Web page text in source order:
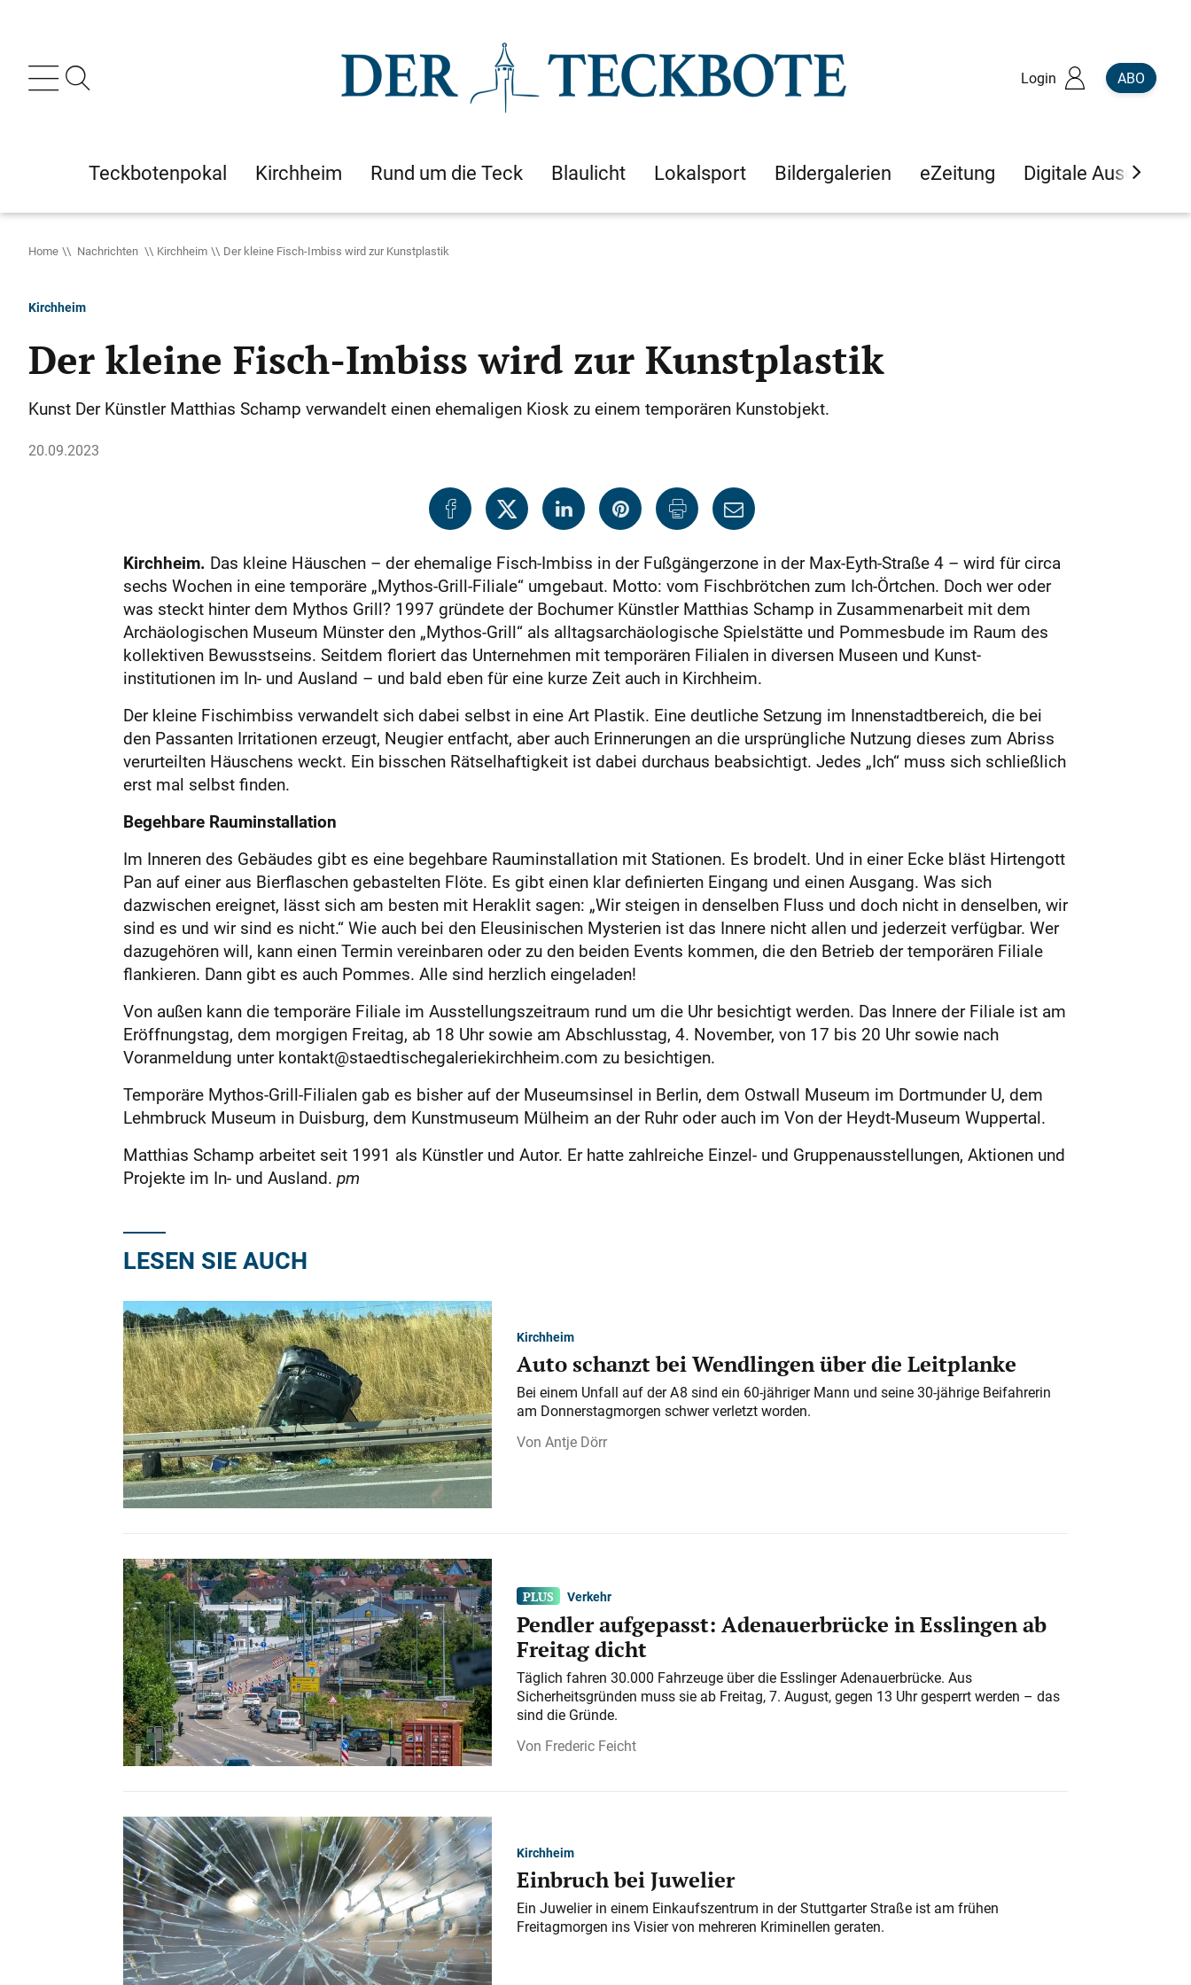
Login ABO
Teckbotenpokal Kirchheim Rund um die Teck Blaulicht Lokalsport Bildergalerien eZeitung Digitale Ausgaben
Home Nachrichten Kirchheim Der kleine Fisch-Imbiss wird zur Kunstplastik
Kirchheim
Der kleine Fisch-Imbiss wird zur Kunstplastik
Kunst Der Künstler Matthias Schamp verwandelt einen ehemaligen Kiosk zu einem temporären Kunstobjekt.
20.09.2023
Kirchheim. Das kleine Häuschen – der ehemalige Fisch-Imbiss in der Fußgängerzone in der Max-Eyth-Straße 4 – wird für circa
sechs Wochen in eine temporäre „Mythos-Grill-Filiale“ umgebaut. Motto: vom Fischbrötchen zum Ich-Örtchen. Doch wer oder
was steckt hinter dem Mythos Grill? 1997 gründete der Bochumer Künstler Matthias Schamp in Zusammenarbeit mit dem
Archäologischen Museum Münster den „Mythos-Grill“ als alltagsarchäologische Spielstätte und Pommesbude im Raum des
kollektiven Bewusstseins. Seitdem floriert das Unternehmen mit temporären Filialen in diversen Museen und Kunst­
institutionen im In- und Ausland – und bald eben für eine kurze Zeit auch in Kirchheim.
Der kleine Fischimbiss verwandelt sich dabei selbst in eine Art Plastik. Eine deutliche Setzung im Innenstadtbereich, die bei
den Passanten Irritationen erzeugt, Neugier entfacht, aber auch Erinnerungen an die ursprüngliche Nutzung dieses zum Abriss
verurteilten Häuschens weckt. Ein bisschen Rätselhaftigkeit ist dabei durchaus beabsichtigt. Jedes „Ich“ muss sich schließlich
erst mal selbst finden.
Begehbare Rauminstallation
Im Inneren des Gebäudes gibt es eine begehbare Rauminstallation mit Stationen. Es brodelt. Und in einer Ecke bläst Hirtengott
Pan auf einer aus Bierflaschen gebastelten Flöte. Es gibt einen klar definierten Eingang und einen Ausgang. Was sich
dazwischen ereignet, lässt sich am besten mit Heraklit sagen: „Wir steigen in denselben Fluss und doch nicht in denselben, wir
sind es und wir sind es nicht.“ Wie auch bei den Eleusinischen Mysterien ist das Innere nicht allen und jederzeit verfügbar. Wer
dazugehören will, kann einen Termin vereinbaren oder zu den beiden Events kommen, die den Betrieb der temporären Filiale
flankieren. Dann gibt es auch Pommes. Alle sind herzlich eingeladen!
Von außen kann die temporäre Filiale im Ausstellungszeitraum rund um die Uhr besichtigt werden. Das Innere der Filiale ist am
Eröffnungstag, dem morgigen Freitag, ab 18 Uhr sowie am Abschlusstag, 4. November, von 17 bis 20 Uhr sowie nach
Voranmeldung unter kontakt@staedtischegaleriekirchheim.com zu besichtigen.
Temporäre Mythos-Grill-Filialen gab es bisher auf der Museumsinsel in Berlin, dem Ostwall Museum im Dortmunder U, dem
Lehmbruck Museum in Duisburg, dem Kunstmuseum Mülheim an der Ruhr oder auch im Von der Heydt-Museum Wuppertal.
Matthias Schamp arbeitet seit 1991 als Künstler und Autor. Er hatte zahlreiche Einzel- und Gruppenausstellungen, Aktionen und
Projekte im In- und Ausland. pm
LESEN SIE AUCH
Kirchheim
Auto schanzt bei Wendlingen über die Leitplanke
Bei einem Unfall auf der A 8 sind ein 60-jähriger Mann und seine 30-jährige Beifahrerin
am Donnerstagmorgen schwer verletzt worden.
Antje Dörr
Verkehr
Pendler aufgepasst: Adenauerbrücke in Esslingen ab
Freitag dicht
Täglich fahren 30.000 Fahrzeuge über die Esslinger Adenauerbrücke. Aus
Sicherheitsgründen muss sie ab Freitag, 7. August, gegen 13 Uhr gesperrt werden – das
sind die Gründe.
Frederic Feicht
Kirchheim
Einbruch bei Juwelier
Ein Juwelier in einem Einkaufszentrum in der Stuttgarter Straße ist am frühen
Freitagmorgen ins Visier von mehreren Kriminellen geraten.